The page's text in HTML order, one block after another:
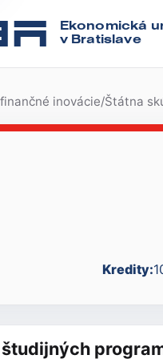
Ekonomická
v Bratislave
inovácie/Štátna
Kredity: